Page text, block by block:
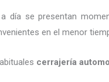
día se presentan
en el menor
cerrajería